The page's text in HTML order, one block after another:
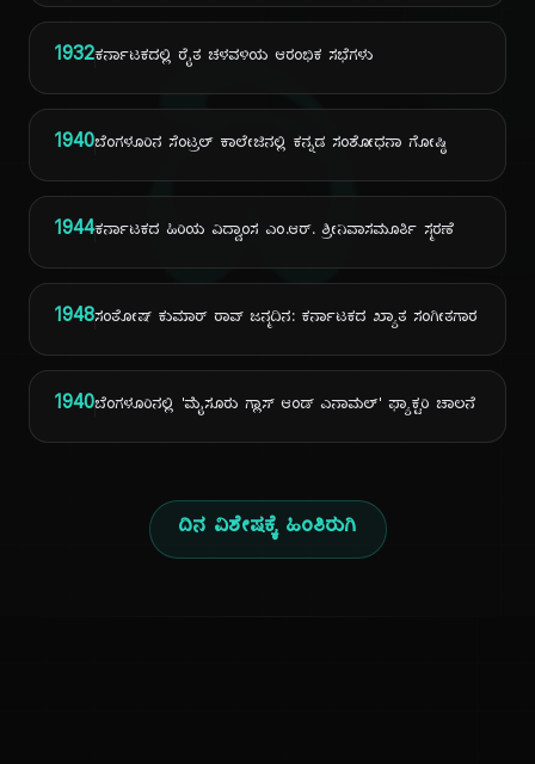
ದಿ
1932ಕರ್ನಾಟಕದಲ್ಲಿ ರೈತ ಚಳವಳಿಯ ಆರಂಭಿಕ ಸಭೆಗಳು
1940ಬೆಂಗಳೂರಿನ ಸೆಂಟ್ರಲ್ ಕಾಲೇಜಿನಲ್ಲಿ ಕನ್ನಡ ಸಂಶೋಧನಾ ಗೋಷ್ಠಿ
1944ಕರ್ನಾಟಕದ ಹಿರಿಯ ವಿದ್ವಾಂಸ ಎಂ.ಆರ್. ಶ್ರೀನಿವಾಸಮೂರ್ತಿ ಸ್ಮರಣೆ
1948ಸಂತೋಷ್ ಕುಮಾರ್ ರಾವ್ ಜನ್ಮದಿನ: ಕರ್ನಾಟಕದ ಖ್ಯಾತ ಸಂಗೀತಗಾರ
1940ಬೆಂಗಳೂರಿನಲ್ಲಿ 'ಮೈಸೂರು ಗ್ಲಾಸ್ ಆಂಡ್ ಎನಾಮಲ್' ಫ್ಯಾಕ್ಟರಿ ಚಾಲನೆ
ದಿನ ವಿಶೇಷಕ್ಕೆ ಹಿಂತಿರುಗಿ